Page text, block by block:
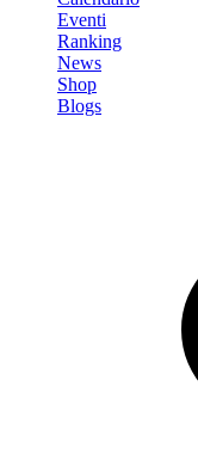
Eventi
Ranking
News
Shop
Blogs